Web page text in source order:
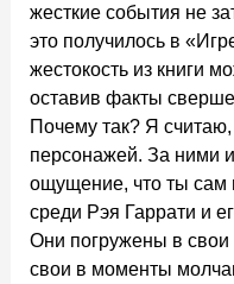
жесткие события не
это получилось в
жестокость из книги
оставив факты
Почему так? Я
персонажей. За ними
ощущение, что ты сам
среди Рэя Гаррати и
Они погружены в
свои в моменты